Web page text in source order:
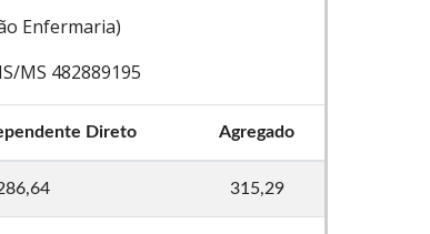
Enfermaria)
MS 482889195
Direto Agregado
315,29